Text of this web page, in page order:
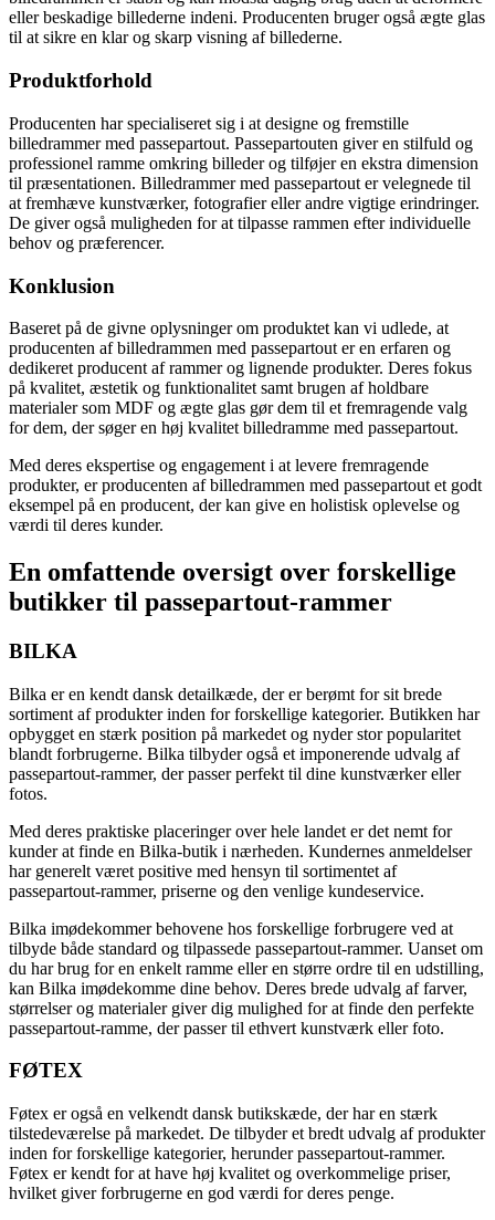
eller beskadige billederne indeni. Producenten bruger også ægte glas
til at sikre en klar og skarp visning af billederne.
Produktforhold
Producenten har specialiseret sig i at designe og fremstille
billedrammer med passepartout. Passepartouten giver en stilfuld og
professionel ramme omkring billeder og tilføjer en ekstra dimension
til præsentationen. Billedrammer med passepartout er velegnede til
at fremhæve kunstværker, fotografier eller andre vigtige erindringer.
De giver også muligheden for at tilpasse rammen efter individuelle
behov og præferencer.
Konklusion
Baseret på de givne oplysninger om produktet kan vi udlede, at
producenten af billedrammen med passepartout er en erfaren og
dedikeret producent af rammer og lignende produkter. Deres fokus
på kvalitet, æstetik og funktionalitet samt brugen af holdbare
materialer som MDF og ægte glas gør dem til et fremragende valg
for dem, der søger en høj kvalitet billedramme med passepartout.
Med deres ekspertise og engagement i at levere fremragende
produkter, er producenten af billedrammen med passepartout et godt
eksempel på en producent, der kan give en holistisk oplevelse og
værdi til deres kunder.
En omfattende oversigt over forskellige
butikker til passepartout-rammer
BILKA
Bilka er en kendt dansk detailkæde, der er berømt for sit brede
sortiment af produkter inden for forskellige kategorier. Butikken har
opbygget en stærk position på markedet og nyder stor popularitet
blandt forbrugerne. Bilka tilbyder også et imponerende udvalg af
passepartout-rammer, der passer perfekt til dine kunstværker eller
fotos.
Med deres praktiske placeringer over hele landet er det nemt for
kunder at finde en Bilka-butik i nærheden. Kundernes anmeldelser
har generelt været positive med hensyn til sortimentet af
passepartout-rammer, priserne og den venlige kundeservice.
Bilka imødekommer behovene hos forskellige forbrugere ved at
tilbyde både standard og tilpassede passepartout-rammer. Uanset om
du har brug for en enkelt ramme eller en større ordre til en udstilling,
kan Bilka imødekomme dine behov. Deres brede udvalg af farver,
størrelser og materialer giver dig mulighed for at finde den perfekte
passepartout-ramme, der passer til ethvert kunstværk eller foto.
FØTEX
Føtex er også en velkendt dansk butikskæde, der har en stærk
tilstedeværelse på markedet. De tilbyder et bredt udvalg af produkter
inden for forskellige kategorier, herunder passepartout-rammer.
Føtex er kendt for at have høj kvalitet og overkommelige priser,
hvilket giver forbrugerne en god værdi for deres penge.